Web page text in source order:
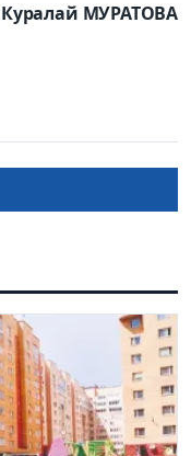
Куралай МУРАТОВА